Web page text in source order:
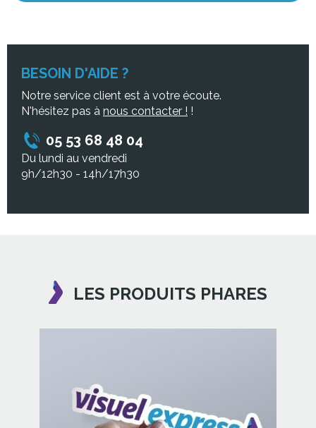
BESOIN D'AIDE ?
Notre service client est à votre écoute.
N'hésitez pas à nous contacter ! !
05 53 68 48 04
Du lundi au vendredi
9h/12h30 - 14h/17h30
LES PRODUITS PHARES